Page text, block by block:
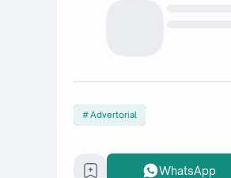
Advertorial
WhatsApp